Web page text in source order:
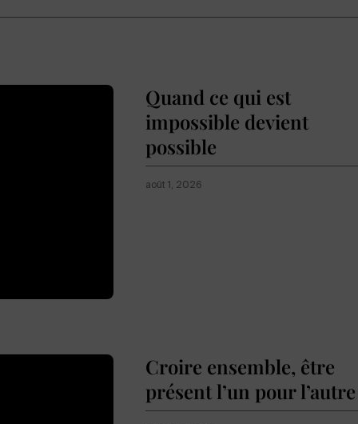
Quand ce qui est
impossible devient
possible
août 1, 2026
Croire ensemble, être
présent l’un pour l’autre